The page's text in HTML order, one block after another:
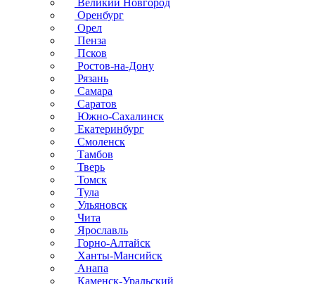
Великий Новгород
Оренбург
Орел
Пенза
Псков
Ростов-на-Дону
Рязань
Самара
Саратов
Южно-Сахалинск
Екатеринбург
Смоленск
Тамбов
Тверь
Томск
Тула
Ульяновск
Чита
Ярославль
Горно-Алтайск
Ханты-Мансийск
Анапа
Каменск-Уральский